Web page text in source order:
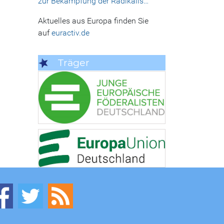
Aktuelles aus Europa finden Sie
aufeuractiv.de
Träger